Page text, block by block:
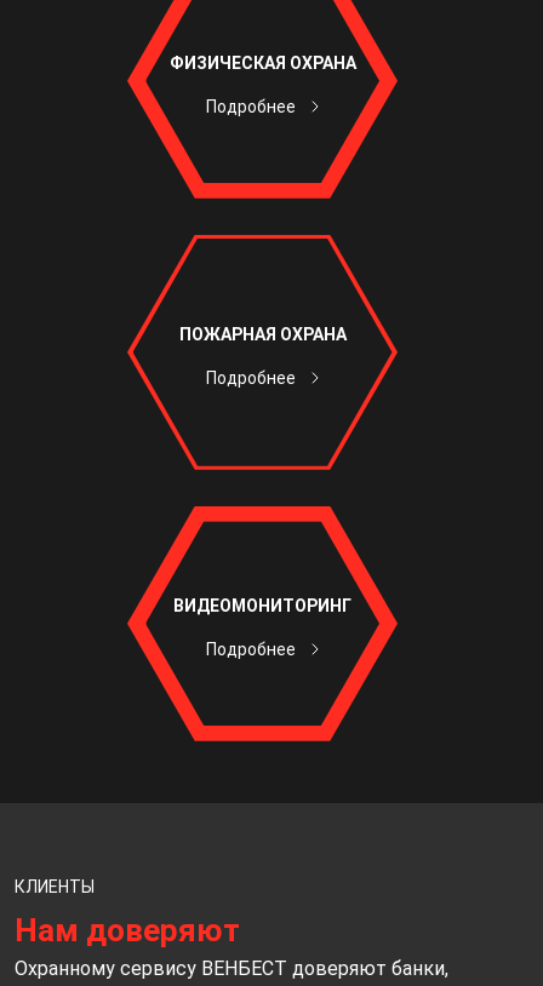
ФИЗИЧЕСКАЯ ОХРАНА
Подробнее
ПОЖАРНАЯ ОХРАНА
Подробнее
ВИДЕОМОНИТОРИНГ
Подробнее
КЛИЕНТЫ
Нам доверяют
Охранному сервису ВЕНБЕСТ доверяют банки,